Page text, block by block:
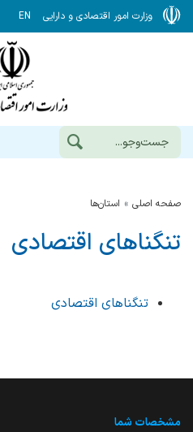
وزارت امور اقتصادی و دارایی EN
صفحه اصلی استان‌ها
تنگناهای اقتصادی
تنگناهای اقتصادی
مشخصات شما